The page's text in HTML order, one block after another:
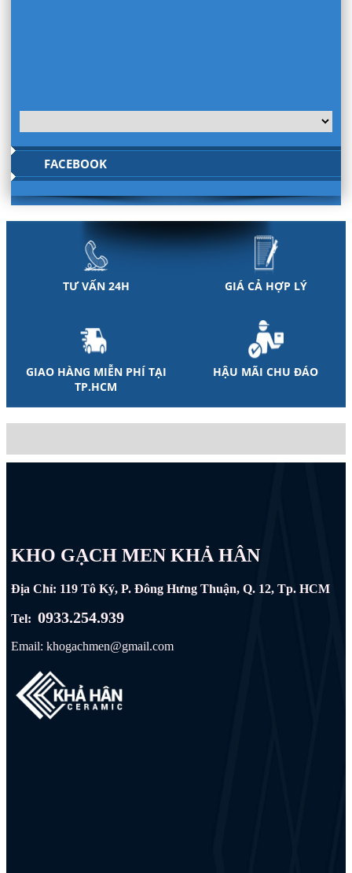
FACEBOOK
TƯ VẤN 24H GIÁ CẢ HỢP LÝ
GIAO HÀNG MIỄN PHÍ TẠI
TP.HCM
HẬU MÃI CHU ĐÁO
KHO GẠCH MEN KHẢ HÂN
Địa Chỉ: 119 Tô Ký, P. Đông Hưng Thuận, Q. 12, Tp. HCM
Tel:0933.254.939
Email: khogachmen@gmail.com